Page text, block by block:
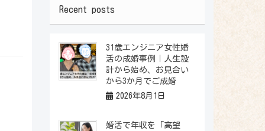
Recent posts
31歳エンジニア女性婚
活の成婚事例｜人生設
計から始め、お見合い
から3か月でご成婚
2026年8月1日
婚活で年収を「高望